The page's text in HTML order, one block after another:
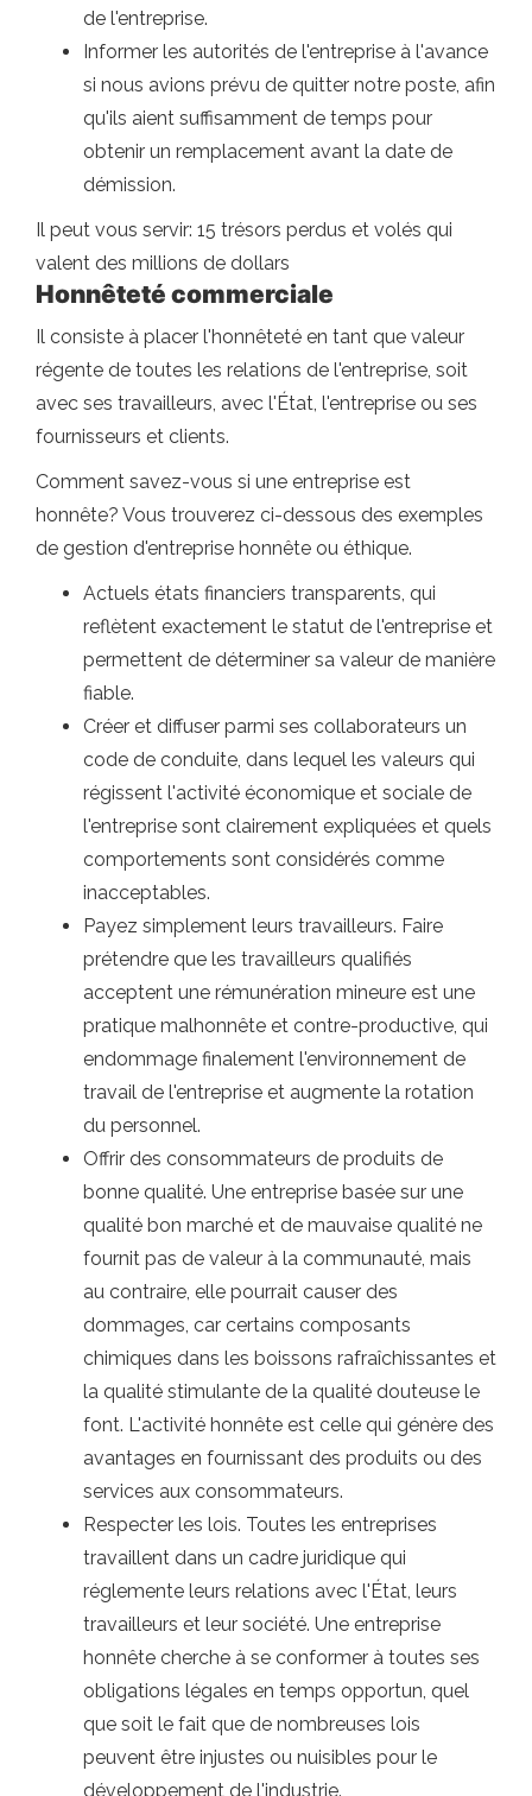
de l'entreprise.
Informer les autorités de l'entreprise à l'avance
si nous avions prévu de quitter notre poste, afin
qu'ils aient suffisamment de temps pour
obtenir un remplacement avant la date de
démission.
Il peut vous servir: 15 trésors perdus et volés qui
valent des millions de dollars
Honnêteté commerciale
Il consiste à placer l'honnêteté en tant que valeur
régente de toutes les relations de l'entreprise, soit
avec ses travailleurs, avec l'État, l'entreprise ou ses
fournisseurs et clients.
Comment savez-vous si une entreprise est
honnête? Vous trouverez ci-dessous des exemples
de gestion d'entreprise honnête ou éthique.
Actuels états financiers transparents, qui
reflètent exactement le statut de l'entreprise et
permettent de déterminer sa valeur de manière
fiable.
Créer et diffuser parmi ses collaborateurs un
code de conduite, dans lequel les valeurs qui
régissent l'activité économique et sociale de
l'entreprise sont clairement expliquées et quels
comportements sont considérés comme
inacceptables.
Payez simplement leurs travailleurs. Faire
prétendre que les travailleurs qualifiés
acceptent une rémunération mineure est une
pratique malhonnête et contre-productive, qui
endommage finalement l'environnement de
travail de l'entreprise et augmente la rotation
du personnel.
Offrir des consommateurs de produits de
bonne qualité. Une entreprise basée sur une
qualité bon marché et de mauvaise qualité ne
fournit pas de valeur à la communauté, mais
au contraire, elle pourrait causer des
dommages, car certains composants
chimiques dans les boissons rafraîchissantes et
la qualité stimulante de la qualité douteuse le
font. L'activité honnête est celle qui génère des
avantages en fournissant des produits ou des
services aux consommateurs.
Respecter les lois. Toutes les entreprises
travaillent dans un cadre juridique qui
réglemente leurs relations avec l'État, leurs
travailleurs et leur société. Une entreprise
honnête cherche à se conformer à toutes ses
obligations légales en temps opportun, quel
que soit le fait que de nombreuses lois
peuvent être injustes ou nuisibles pour le
développement de l'industrie.